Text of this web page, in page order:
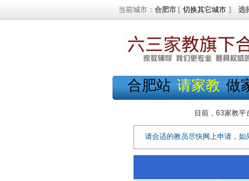
当前城市： 合肥市 [ 切换其它城市 ] 选
合肥站 请家教 做
目前，63家教平
请合适的教员尽快网上申请，